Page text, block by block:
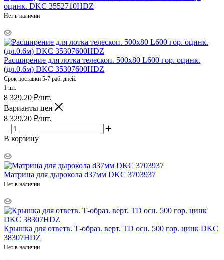
оцинк. DKC 3552710HDZ
Нет в наличии
Расширение для лотка телескоп. 500х80 L600 гор. оцинк.
(дл.0.6м) DKC 35307600HDZ
Срок поставки 5-7 раб. дней:
1 шт.
8 329.20 ₽/шт.
Варианты цен
8 329.20 ₽/шт.
В корзину
Матрица для дырокола d37мм DKC 3703937
Нет в наличии
Крышка для ответв. Т-образ. верт. TD осн. 500 гор. цинк DKC
38307HDZ
Нет в наличии